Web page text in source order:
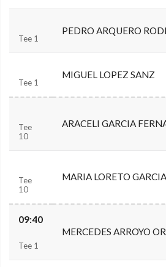
Tee 1
PEDRO ARQUERO
Tee 1
MIGUEL LOPEZ SANZ
Tee
10
ARACELI GARCIA
Tee
10
MARIA LORETO
09:40
Tee 1
MERCEDES ARROYO